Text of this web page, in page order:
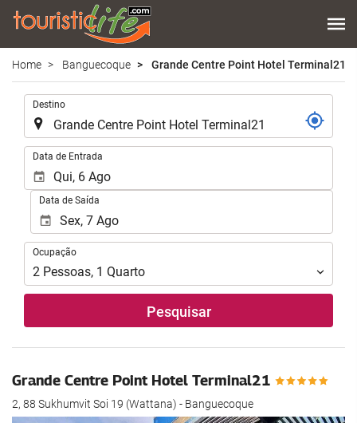
Home Banguecoque Grande Centre Point Hotel Terminal21
Destino
Data de Entrada
Data de Saída
Ocupação
Ocupação
2 Pessoas, 1 Quarto
Pesquisar
Grande Centre Point Hotel Terminal21
2, 88 Sukhumvit Soi 19 (Wattana) - Banguecoque